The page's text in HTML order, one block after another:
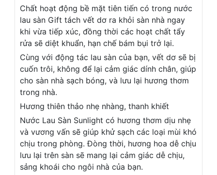
Chất hoạt động bề mặt tiên tiến có trong nước
lau sàn Gift tách vết dơ ra khỏi sàn nhà ngay
khi vừa tiếp xúc, đồng thời các hoạt chất tẩy
rửa sẽ diệt khuẩn, hạn chế bám bụi trở lại.
Cùng với động tác lau sàn của bạn, vết dơ sẽ bị
cuốn trôi, không để lại cảm giác dính chân, giúp
cho sàn nhà sạch bóng, và lưu lại hương thơm
trong nhà.
Hương thiên thảo nhẹ nhàng, thanh khiết
Nước Lau Sàn Sunlight có hương thơm dịu nhẹ
và vương vấn sẽ giúp khử sạch các loại mùi khó
chịu trong phòng. Đòng thời, hương hoa dễ chịu
lưu lại trên sàn sẽ mang lại cảm giác dễ chịu,
sảng khoái cho ngôi nhà của bạn.